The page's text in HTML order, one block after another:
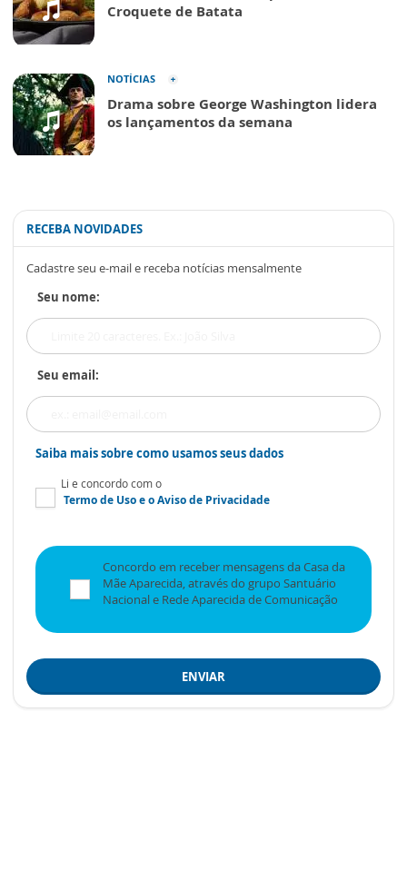
Croquete de Batata
NOTÍCIAS
Drama sobre George Washington lidera
os lançamentos da semana
RECEBA NOVIDADES
Cadastre seu e-mail e receba notícias mensalmente
Seu nome:
Seu email:
Saiba mais sobre como usamos seus dados
Li e concordo com o
Termo de Usoe oAviso de Privacidade
Concordo em receber mensagens da Casa da
Mãe Aparecida, através do grupo Santuário
Nacional e Rede Aparecida de Comunicação
ENVIAR